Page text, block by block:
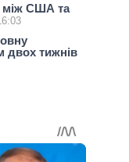
між США та
двох тижнів